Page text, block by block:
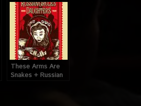
(Paris), le 04
Décembre 2012
These Arms Are
Snakes + Russian